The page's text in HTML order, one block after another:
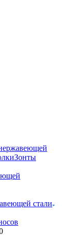
Зонты
стали